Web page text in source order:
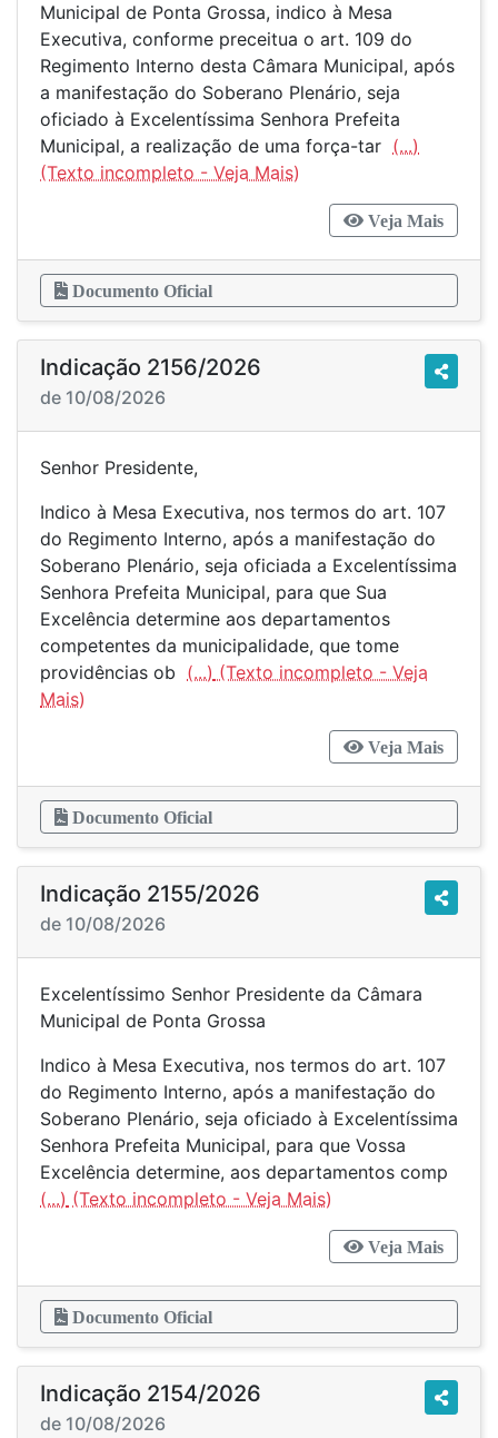
Municipal de Ponta Grossa, indico à Mesa
Executiva, conforme preceitua o art. 109 do
Regimento Interno desta Câmara Municipal, após
a manifestação do Soberano Plenário, seja
oficiado à Excelentíssima Senhora Prefeita
Municipal, a realização de uma força-tar (...)
Veja Mais
Documento Oficial
Indicação 2156/2026
de 10/08/2026
Senhor Presidente,
Indico à Mesa Executiva, nos termos do art. 107
do Regimento Interno, após a manifestação do
Soberano Plenário, seja oficiada a Excelentíssima
Senhora Prefeita Municipal, para que Sua
Excelência determine aos departamentos
competentes da municipalidade, que tome
providências ob (...)
Veja Mais
Documento Oficial
Indicação 2155/2026
de 10/08/2026
Excelentíssimo Senhor Presidente da Câmara
Municipal de Ponta Grossa
Indico à Mesa Executiva, nos termos do art. 107
do Regimento Interno, após a manifestação do
Soberano Plenário, seja oficiado à Excelentíssima
Senhora Prefeita Municipal, para que Vossa
Excelência determine, aos departamentos comp
(...)
Veja Mais
Documento Oficial
Indicação 2154/2026
de 10/08/2026